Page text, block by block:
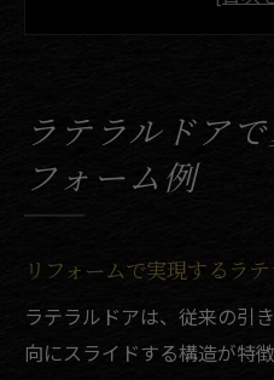
が大幅アップ
リフォームとラテ
の安心空間
理想のリフォームを叶
リフォーム会社
と注意点
ラテラルドア
フォーム例
リフォームで実現するラ
ラテラルドアは、従来の引
向にスライドする構造が特